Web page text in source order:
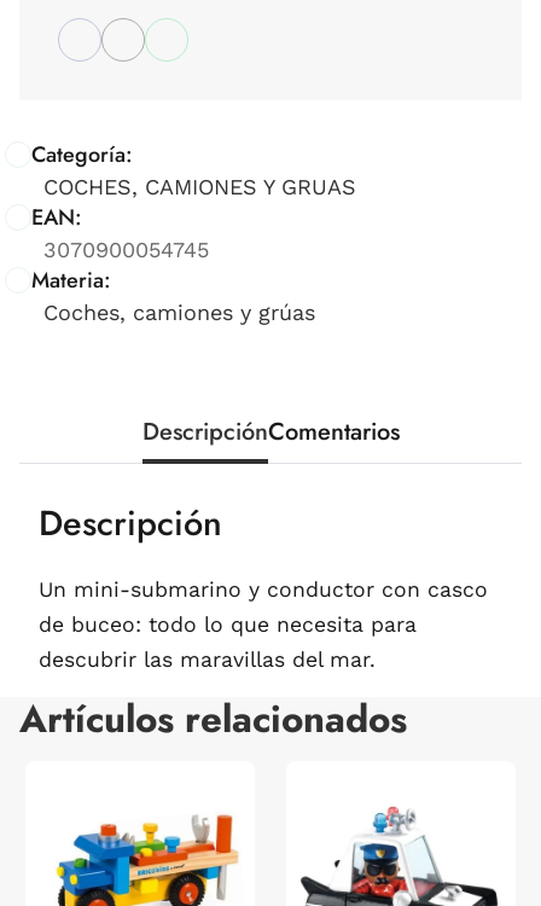
Categoría:
COCHES, CAMIONES Y GRUAS
EAN:
3070900054745
Materia:
Coches, camiones y grúas
DescripciónComentarios
Descripción
Un mini-submarino y conductor con casco
de buceo: todo lo que necesita para
descubrir las maravillas del mar.
Artículos relacionados